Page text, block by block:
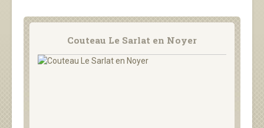
Couteau Le Sarlat en Noyer